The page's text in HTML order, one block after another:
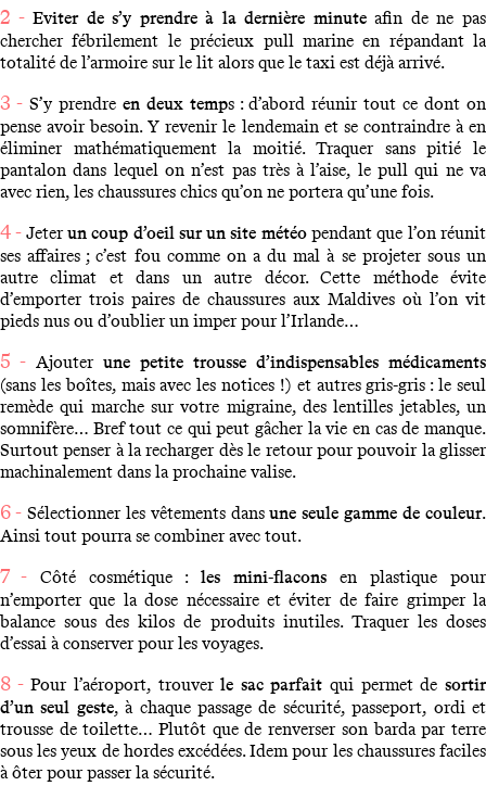
2 - Eviter de s’y prendre à la dernière minuteafin de ne pas
chercher fébrilement le précieux pull marine en répandant la
totalité de l’armoire sur le lit alors que le taxi est déjà arrivé.
3 -S’y prendre en deux temps : d’abord réunir tout ce dont on
pense avoir besoin. Y revenir le lendemain et se contraindre à en
éliminer mathématiquement la moitié. Traquer sans pitié le
pantalon dans lequel on n’est pas très à l’aise, le pull qui ne va
avec rien, les chaussures chics qu’on ne portera qu’une fois.
4 - Jeterun coup d’oeil sur un site météopendant que l’on réunit
ses affaires ; c’est fou comme on a du mal à se projeter sous un
autre climat et dans un autre décor. Cette méthode évite
d’emporter trois paires de chaussures aux Maldives où l’on vit
pieds nus ou d’oublier un imper pour l’Irlande…
5 - Ajouter une petite trousse d’indispensables médicaments
(sans les boîtes, mais avec les notices !) et autres gris-gris : le seul
remède qui marche sur votre migraine, des lentilles jetables, un
somnifère… Bref tout ce qui peut gâcher la vie en cas de manque.
Surtout penser à la recharger dès le retour pour pouvoir la glisser
machinalement dans la prochaine valise.
6 -Sélectionner les vêtements dansune seule gamme de couleur.
Ainsi tout pourra se combiner avec tout.
7 - Côté cosmétique : les mini-flacons en plastique pour
n’emporter que la dose nécessaire et éviter de faire grimper la
balance sous des kilos de produits inutiles. Traquer les doses
d’essai à conserver pour les voyages.
8 -Pour l’aéroport, trouverle sac parfait qui permet desortir
d’un seul geste, à chaque passage de sécurité, passeport, ordi et
trousse de toilette… Plutôt que de renverser son barda par terre
sous les yeux de hordes excédées. Idem pour les chaussures faciles
à ôter pour passer la sécurité.